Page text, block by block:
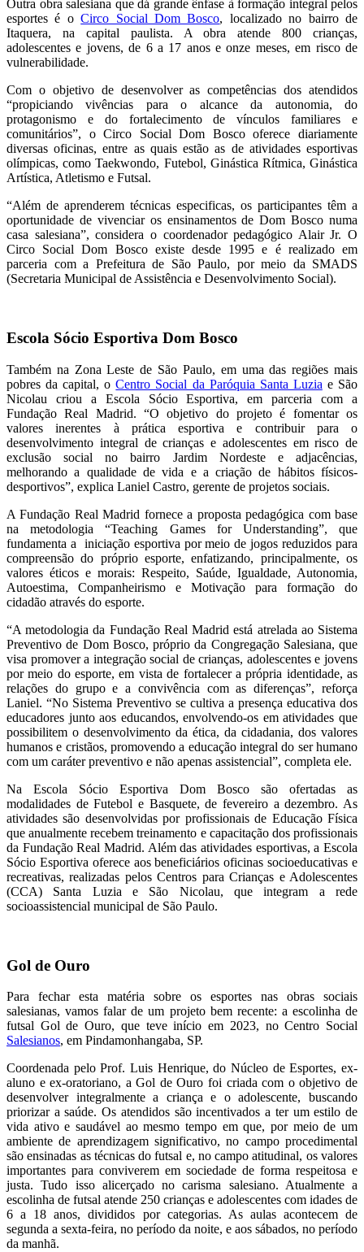
Outra obra salesiana que dá grande ênfase à formação integral pelos
esportes é oCirco Social Dom Bosco, localizado no bairro de
Itaquera, na capital paulista. A obra atende 800 crianças,
adolescentes e jovens, de 6 a 17 anos e onze meses, em risco de
vulnerabilidade.
Com o objetivo de desenvolver as competências dos atendidos
“propiciando vivências para o alcance da autonomia, do
protagonismo e do fortalecimento de vínculos familiares e
comunitários”, o Circo Social Dom Bosco oferece diariamente
diversas oficinas, entre as quais estão as de atividades esportivas
olímpicas, como Taekwondo, Futebol, Ginástica Rítmica, Ginástica
Artística, Atletismo e Futsal.
“Além de aprenderem técnicas especificas, os participantes têm a
oportunidade de vivenciar os ensinamentos de Dom Bosco numa
casa salesiana”, considera o coordenador pedagógico Alair Jr. O
Circo Social Dom Bosco existe desde 1995 e é realizado em
parceria com a Prefeitura de São Paulo, por meio da SMADS
(Secretaria Municipal de Assistência e Desenvolvimento Social).
Escola Sócio Esportiva Dom Bosco
Também na Zona Leste de São Paulo, em uma das regiões mais
pobres da capital, oCentro Social da Paróquia Santa Luzia e São
Nicolau criou a Escola Sócio Esportiva, em parceria com a
Fundação Real Madrid. “O objetivo do projeto é fomentar os
valores inerentes à prática esportiva e contribuir para o
desenvolvimento integral de crianças e adolescentes em risco de
exclusão social no bairro Jardim Nordeste e adjacências,
melhorando a qualidade de vida e a criação de hábitos físicos-
desportivos”, explica Laniel Castro, gerente de projetos sociais.
A Fundação Real Madrid fornece a proposta pedagógica com base
na metodologia “Teaching Games for Understanding”, que
fundamenta a iniciação esportiva por meio de jogos reduzidos para
compreensão do próprio esporte, enfatizando, principalmente, os
valores éticos e morais: Respeito, Saúde, Igualdade, Autonomia,
Autoestima, Companheirismo e Motivação para formação do
cidadão através do esporte.
“A metodologia da Fundação Real Madrid está atrelada ao Sistema
Preventivo de Dom Bosco, próprio da Congregação Salesiana, que
visa promover a integração social de crianças, adolescentes e jovens
por meio do esporte, em vista de fortalecer a própria identidade, as
relações do grupo e a convivência com as diferenças”, reforça
Laniel. “No Sistema Preventivo se cultiva a presença educativa dos
educadores junto aos educandos, envolvendo-os em atividades que
possibilitem o desenvolvimento da ética, da cidadania, dos valores
humanos e cristãos, promovendo a educação integral do ser humano
com um caráter preventivo e não apenas assistencial”, completa ele.
Na Escola Sócio Esportiva Dom Bosco são ofertadas as
modalidades de Futebol e Basquete, de fevereiro a dezembro. As
atividades são desenvolvidas por profissionais de Educação Física
que anualmente recebem treinamento e capacitação dos profissionais
da Fundação Real Madrid. Além das atividades esportivas, a Escola
Sócio Esportiva oferece aos beneficiários oficinas socioeducativas e
recreativas, realizadas pelos Centros para Crianças e Adolescentes
(CCA) Santa Luzia e São Nicolau, que integram a rede
socioassistencial municipal de São Paulo.
Gol de Ouro
Para fechar esta matéria sobre os esportes nas obras sociais
salesianas, vamos falar de um projeto bem recente: a escolinha de
futsal Gol de Ouro, que teve início em 2023, no Centro Social
Salesianos, em Pindamonhangaba, SP.
Coordenada pelo Prof. Luis Henrique, do Núcleo de Esportes, ex-
aluno e ex-oratoriano, a Gol de Ouro foi criada com o objetivo de
desenvolver integralmente a criança e o adolescente, buscando
priorizar a saúde. Os atendidos são incentivados a ter um estilo de
vida ativo e saudável ao mesmo tempo em que, por meio de um
ambiente de aprendizagem significativo, no campo procedimental
são ensinadas as técnicas do futsal e, no campo atitudinal, os valores
importantes para conviverem em sociedade de forma respeitosa e
justa. Tudo isso alicerçado no carisma salesiano. Atualmente a
escolinha de futsal atende 250 crianças e adolescentes com idades de
6 a 18 anos, divididos por categorias. As aulas acontecem de
segunda a sexta-feira, no período da noite, e aos sábados, no período
da manhã.